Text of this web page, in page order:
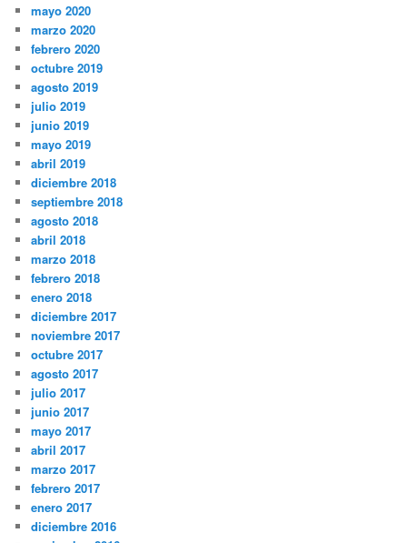
mayo 2020
marzo 2020
febrero 2020
octubre 2019
agosto 2019
julio 2019
junio 2019
mayo 2019
abril 2019
diciembre 2018
septiembre 2018
agosto 2018
abril 2018
marzo 2018
febrero 2018
enero 2018
diciembre 2017
noviembre 2017
octubre 2017
agosto 2017
julio 2017
junio 2017
mayo 2017
abril 2017
marzo 2017
febrero 2017
enero 2017
diciembre 2016